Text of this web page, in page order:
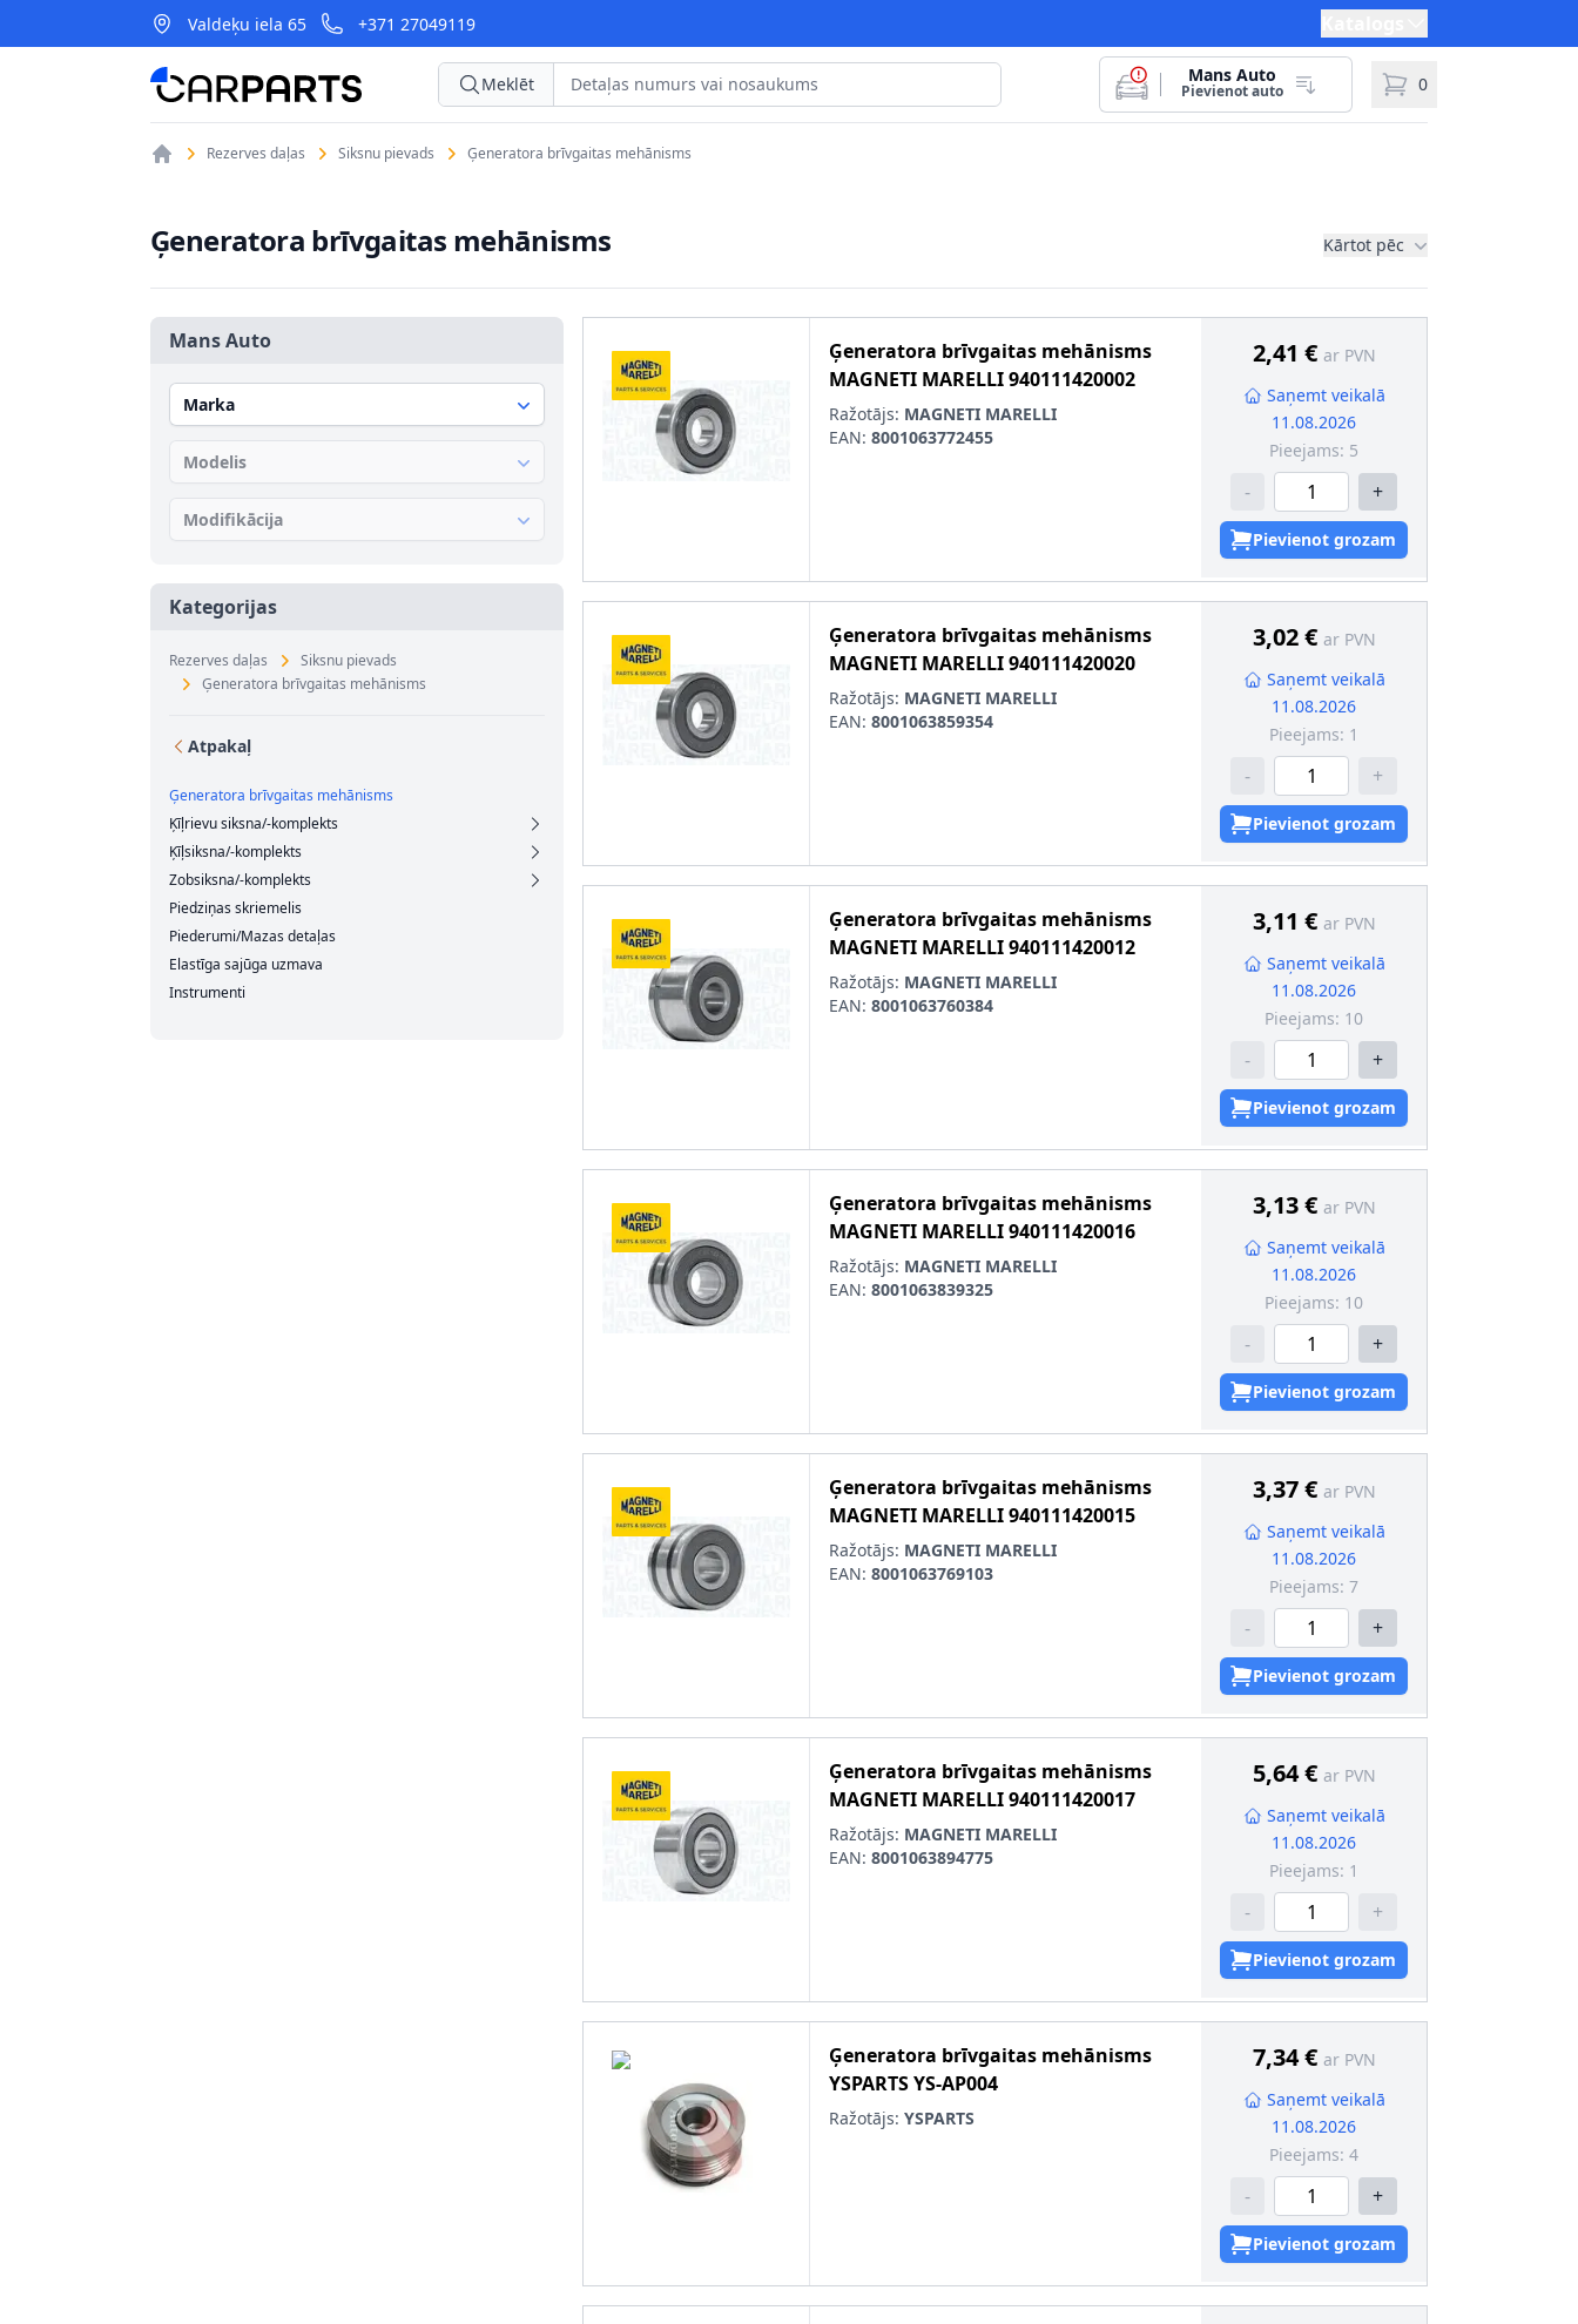
Valdeķu iela 65 +371 27049119
CarParts Meklēt Mans Auto
Pievienot auto 0
Rezerves daļas Siksnu pievads Ģeneratora brīvgaitas mehānisms
Ģeneratora brīvgaitas mehānisms Kārtot pēc
Mans Auto
Marka
Modelis
Modifikācija
Kategorijas
Rezerves daļas
Siksnu pievads
Ģeneratora brīvgaitas mehānisms
Atpakaļ
Ģeneratora brīvgaitas mehānisms
Ķīļrievu siksna/-komplekts
Ķīļsiksna/-komplekts
Zobsiksna/-komplekts
Piedziņas skriemelis
Piederumi/Mazas detaļas
Elastīga sajūga uzmava
Instrumenti
Ģeneratora brīvgaitas mehānisms
MAGNETI MARELLI940111420002
Ražotājs: MAGNETI MARELLI
EAN: 8001063772455
2,41 € ar PVN
Saņemt veikalā
11.08.2026
Pieejams: 5
- +
Pievienot grozam
Ģeneratora brīvgaitas mehānisms
MAGNETI MARELLI940111420020
Ražotājs: MAGNETI MARELLI
EAN: 8001063859354
3,02 € ar PVN
Saņemt veikalā
11.08.2026
Pieejams: 1
- +
Pievienot grozam
Ģeneratora brīvgaitas mehānisms
MAGNETI MARELLI940111420012
Ražotājs: MAGNETI MARELLI
EAN: 8001063760384
3,11 € ar PVN
Saņemt veikalā
11.08.2026
Pieejams: 10
- +
Pievienot grozam
Ģeneratora brīvgaitas mehānisms
MAGNETI MARELLI940111420016
Ražotājs: MAGNETI MARELLI
EAN: 8001063839325
3,13 € ar PVN
Saņemt veikalā
11.08.2026
Pieejams: 10
- +
Pievienot grozam
Ģeneratora brīvgaitas mehānisms
MAGNETI MARELLI940111420015
Ražotājs: MAGNETI MARELLI
EAN: 8001063769103
3,37 € ar PVN
Saņemt veikalā
11.08.2026
Pieejams: 7
- +
Pievienot grozam
Ģeneratora brīvgaitas mehānisms
MAGNETI MARELLI940111420017
Ražotājs: MAGNETI MARELLI
EAN: 8001063894775
5,64 € ar PVN
Saņemt veikalā
11.08.2026
Pieejams: 1
- +
Pievienot grozam
Ģeneratora brīvgaitas mehānisms
YSPARTSYS-AP004
Ražotājs: YSPARTS
7,34 € ar PVN
Saņemt veikalā
11.08.2026
Pieejams: 4
- +
Pievienot grozam